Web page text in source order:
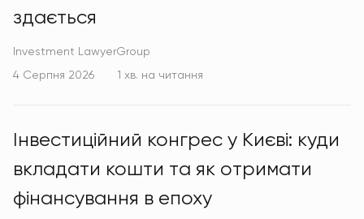
здається
Investment LawyerGroup
4 Серпня 2026
1 хв. на читання
Інвестиційний конгрес у Києві: куди
вкладати кошти та як отримати
фінансування в епоху